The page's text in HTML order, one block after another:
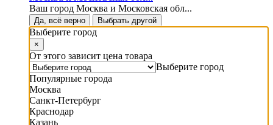
Ваш город Москва и Московская обл...
Да, всё верно Выбрать другой
Выберите город
×
От этого зависит цена товара
Выберите город
Популярные города
Москва
Санкт-Петербург
Краснодар
Казань